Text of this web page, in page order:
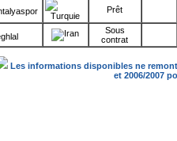
Prêt
Sous
contrat
Les informations disponibles ne
et 2006/2007